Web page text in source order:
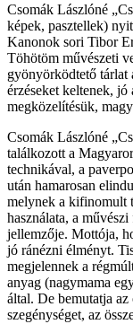
Csomák Lászlóné
képek, pasztellek)
Kanonok sori Tibor
Töhötöm művészeti
gyönyörködtető tárlat
érzéseket keltenek,
megközelítésük,
Csomák Lászlóné
találkozott a
technikával, a
után hamarosan
melynek a kifinomult
használata, a
jellemzője. Mottója,
jó ránézni élményt.
megjelennek a
anyag (nagymama
által. De bemutatja az
szegénységet, az